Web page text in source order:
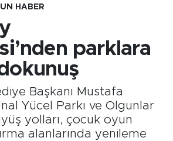
HABER
parklara
Başkanı Mustafa
Yücel Parkı ve Olgunlar
yolları, çocuk oyun
alanlarında yenileme
Durumu ve Fikstür